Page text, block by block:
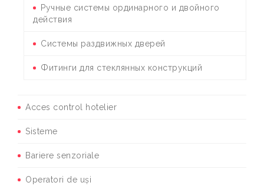
Ручные системы ординарного и двойного
действия
Системы раздвижных дверей
Фитинги для стеклянных конструкций
Acces control hotelier
Sisteme
Bariere senzoriale
Operatori de uși